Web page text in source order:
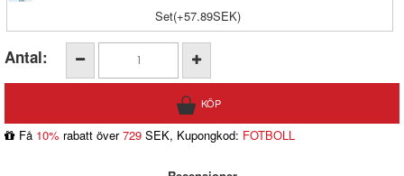
Set(+57.89SEK)
Antal:
Få 10% rabatt över729 SEK, Kupongkod: FOTBOLL